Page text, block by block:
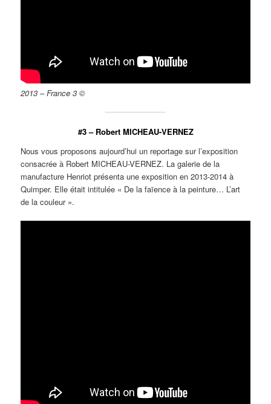
2013 – France 3 ©
#3 – Robert MICHEAU-VERNEZ
Nous vous proposons aujourd’hui un reportage sur l’exposition
consacrée à Robert MICHEAU-VERNEZ. La galerie de la
manufacture Henriot présenta une exposition en 2013-2014 à
Quimper. Elle était intitulée « De la faïence à la peinture… L’art
de la couleur ».